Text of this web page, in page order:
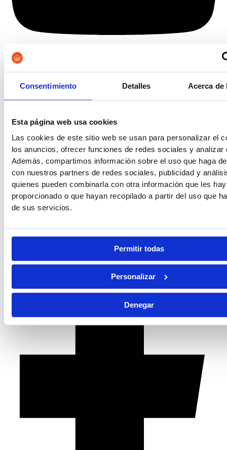
Consentimiento Detalles Acerca de
Esta página web usa cookies
Las cookies de este sitio web se usan para personalizar el
los anuncios, ofrecer funciones de redes sociales y analizar
Además, compartimos información sobre el uso que haga
con nuestros partners de redes sociales, publicidad y
quienes pueden combinarla con otra información que les
proporcionado o que hayan recopilado a partir del uso que
de sus servicios.
Permitir todas
Personalizar
Denegar
Centro especializado en preparación de oposiciones en
Granada y Málaga.